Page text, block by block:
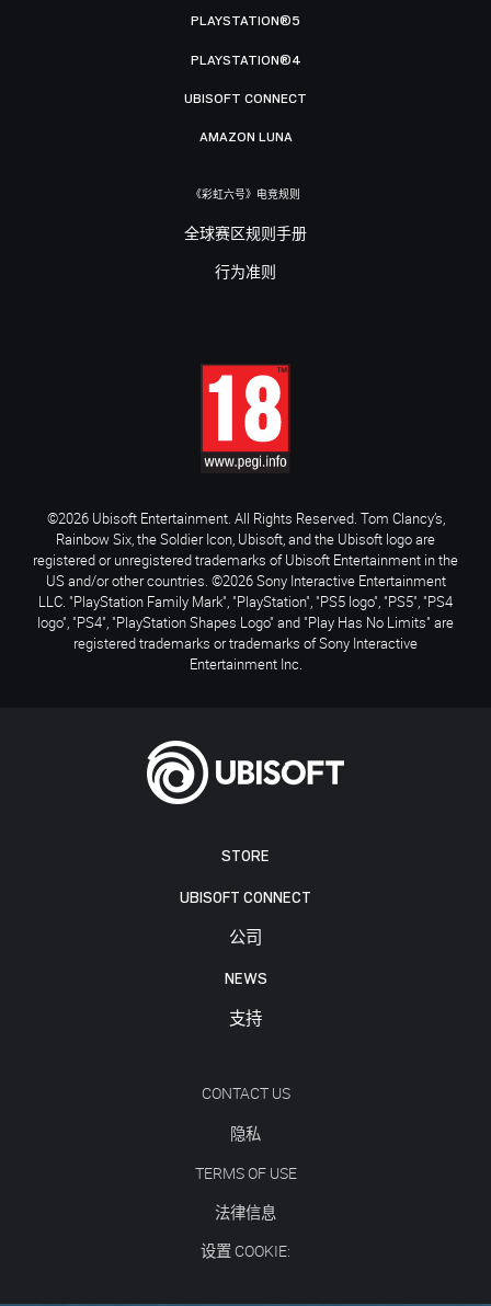
STORE
UBISOFT CONNECT
公司
NEWS
支持
CONTACT US
隐私
TERMS OF USE
法律信息
设置 COOKIE:
PLAYSTATION®5
PLAYSTATION®4
UBISOFT CONNECT
AMAZON LUNA
《彩虹六号》电竞规则
全球赛区规则手册
行为准则
©2026 Ubisoft Entertainment. All Rights Reserved. Tom Clancy’s,
Rainbow Six, the Soldier Icon, Ubisoft, and the Ubisoft logo are
registered or unregistered trademarks of Ubisoft Entertainment in the
US and/or other countries. ©2026 Sony Interactive Entertainment
LLC. "PlayStation Family Mark", "PlayStation", "PS5 logo", "PS5", "PS4
logo", "PS4", "PlayStation Shapes Logo" and "Play Has No Limits" are
registered trademarks or trademarks of Sony Interactive
Entertainment Inc.